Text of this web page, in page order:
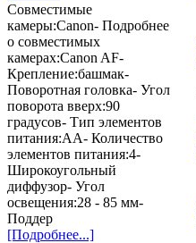
Совместимые
камеры:Canon- Подробнее
о совместимых
камерах:Canon AF-
Крепление:башмак-
Поворотная головка- Угол
поворота вверх:90
градусов- Тип элементов
питания:AA- Количество
элементов питания:4-
Широкоугольный
диффузор- Угол
освещения:28 - 85 мм-
Поддер
[Подробнее...]